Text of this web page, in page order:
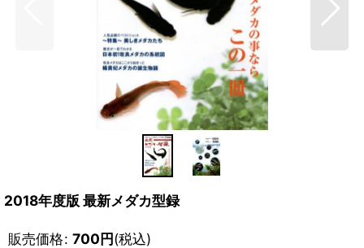
2018年度版 最新メダカ型録
販売価格: 700円(税込)